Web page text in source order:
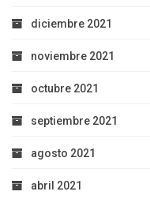
diciembre 2021
noviembre 2021
octubre 2021
septiembre 2021
agosto 2021
abril 2021